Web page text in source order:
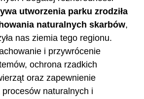
utworzenia parku zrodziła
naturalnych skarbów,
nas ziemia tego regionu.
i przywrócenie
ochrona rzadkich
oraz zapewnienie
naturalnych i